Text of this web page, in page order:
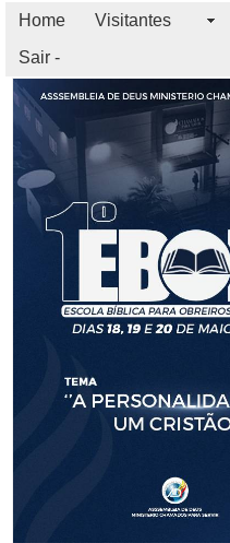
Home Visitantes
Sair -